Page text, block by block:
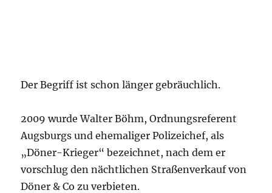
Der Begriff ist schon länger gebräuchlich.
2009 wurde Walter Böhm, Ordnungsreferent
Augsburgs und ehemaliger Polizeichef, als
„Döner-Krieger“ bezeichnet, nach dem er
vorschlug den nächtlichen Straßenverkauf von
Döner & Co zu verbieten.